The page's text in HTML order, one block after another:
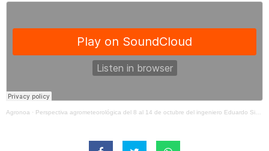
Agronoa · Perspectiva agrometeorológica del 8 al 14 de octubre del ingeniero Eduardo Sierra